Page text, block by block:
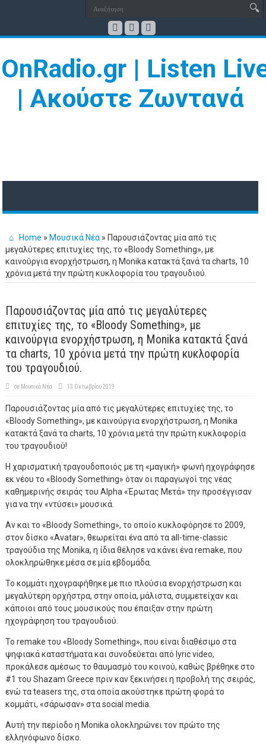
Home » Μουσικά Νέα » Παρουσιάζοντας μία από τις
μεγαλύτερες επιτυχίες της, το «Bloody Something», με
καινούργια ενορχήστρωση, η Monika κατακτά ξανά τα charts, 10
χρόνια μετά την πρώτη κυκλοφορία του τραγουδιού.
Παρουσιάζοντας μία από τις μεγαλύτερες
επιτυχίες της, το «Bloody Something», με
καινούργια ενορχήστρωση, η Monika κατακτά ξανά
τα charts, 10 χρόνια μετά την πρώτη κυκλοφορία
του τραγουδιού.
σε Μουσικά Νέα 13 Οκτωβρίου 2019
Παρουσιάζοντας μία από τις μεγαλύτερες επιτυχίες της, το
«Bloody Something», με καινούργια ενορχήστρωση, η Monika
κατακτά ξανά τα charts, 10 χρόνια μετά την πρώτη κυκλοφορία
του τραγουδιού!
Η χαρισματική τραγουδοποιός με τη «μαγική» φωνή ηχογράφησε
εκ νέου το «Bloody Something» όταν οι παραγωγοί της νέας
καθημερινής σειράς του Alpha «Έρωτας Μετά» την προσέγγισαν
για να την «ντύσει» μουσικά.
Αν και το «Bloody Something», το οποίο κυκλοφόρησε το 2009,
στον δίσκο «Avatar», θεωρείται ένα από τα all-time-classic
τραγούδια της Monika, η ίδια θέλησε να κάνει ένα remake, που
ολοκληρώθηκε μέσα σε μία εβδομάδα.
Το κομμάτι ηχογραφήθηκε με πιο πλούσια ενορχήστρωση και
μεγαλύτερη ορχήστρα, στην οποία, μάλιστα, συμμετείχαν και
κάποιοι από τους μουσικούς που έπαιξαν στην πρώτη
ηχογράφηση του τραγουδιού.
Το remake του «Bloody Something», που είναι διαθέσιμο στα
ψηφιακά καταστήματα και συνοδεύεται από lyric video,
προκάλεσε αμέσως το θαυμασμό του κοινού, καθώς βρέθηκε στο
#1 του Shazam Greece πριν καν ξεκινήσει η προβολή της σειράς,
ενώ τα teasers της, στα οποία ακούστηκε πρώτη φορά το
κομμάτι, «σάρωσαν» στα social media.
Αυτή την περίοδο η Monika ολοκληρώνει τον πρώτο της
ελληνόφωνο δίσκο.